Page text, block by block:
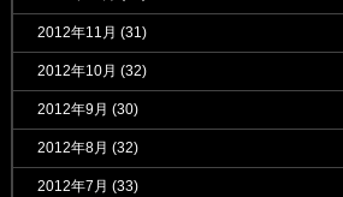
2012年11月 (31)
2012年10月 (32)
2012年9月 (30)
2012年8月 (32)
2012年7月 (33)